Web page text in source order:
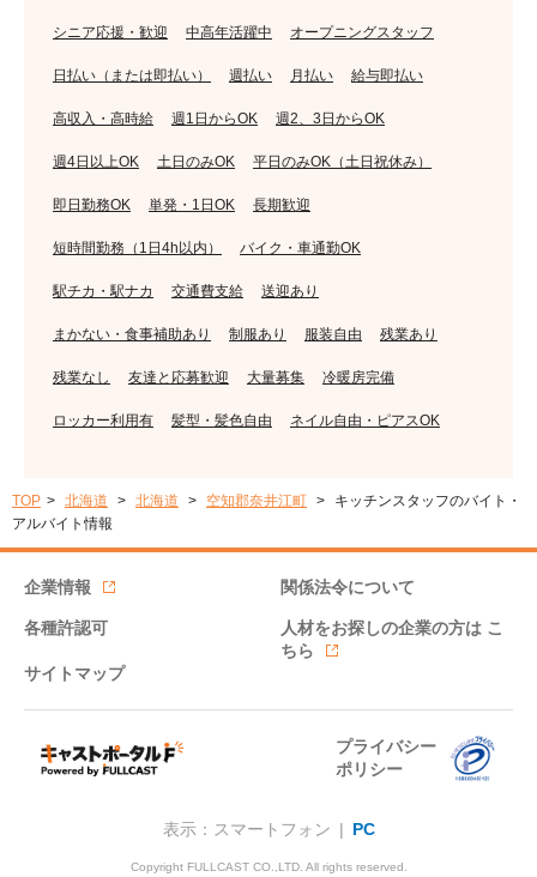
シニア応援・歓迎 中高年活躍中 オープニングスタッフ
日払い（または即払い） 週払い 月払い 給与即払い
高収入・高時給 週1日からOK 週2、3日からOK
週4日以上OK 土日のみOK 平日のみOK（土日祝休み）
即日勤務OK 単発・1日OK 長期歓迎
短時間勤務（1日4h以内） バイク・車通勤OK
駅チカ・駅ナカ 交通費支給 送迎あり
まかない・食事補助あり 制服あり 服装自由 残業あり
残業なし 友達と応募歓迎 大量募集 冷暖房完備
ロッカー利用有 髪型・髪色自由 ネイル自由・ピアスOK
TOP 北海道 北海道 空知郡奈井江町
キッチンスタッフのバイト・
アルバイト情報
企業情報 関係法令について
各種許認可 人材をお探しの企業の方は こ
ちら
サイトマップ
プライバシー
ポリシー
表示：スマートフォン | PC
Copyright FULLCAST CO.,LTD. All rights reserved.